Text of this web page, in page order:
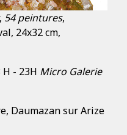
, 54 peintures,
24x32 cm,
- 23H Micro Galerie
Daumazan sur Arize